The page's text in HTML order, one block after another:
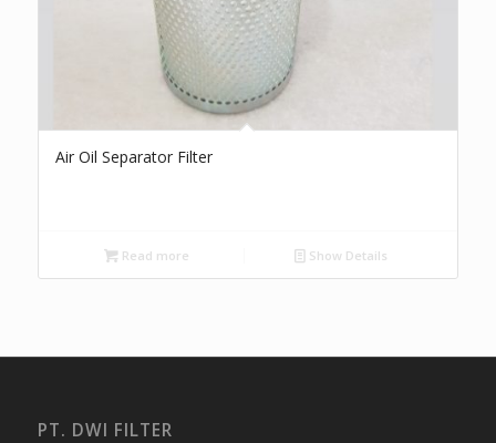
Air Oil Separator Filter
Read more Show Details
PT. DWI FILTER